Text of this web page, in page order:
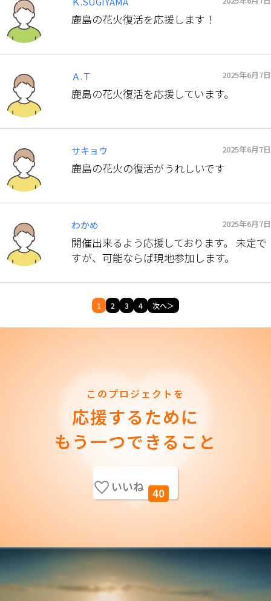
鹿島の花火復活を応援します！
Ａ.Ｔ 2025年6月7日
鹿島の花火復活を応援しています。
サキョウ 2025年6月7日
鹿島の花火の復活がうれしいです
わかめ 2025年6月7日
開催出来るよう応援しております。 未定で
すが、可能ならば現地参加します。
1 2 3 4 次へ＞
このプロジェクトを
応援するために
もう一つできること
いいね 40